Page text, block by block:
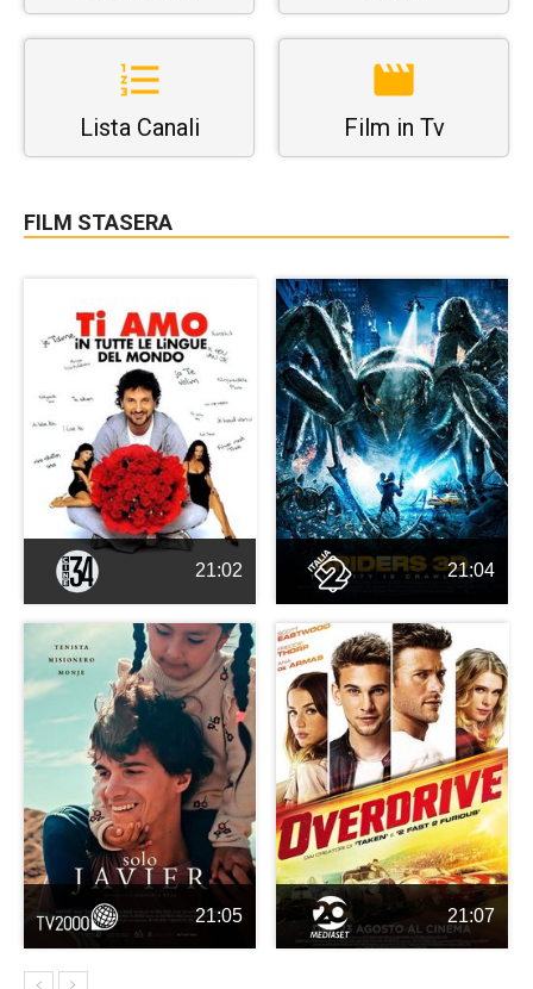
Lista Canali Film in Tv
FILM STASERA
21:02 21:04
21:05 21:07